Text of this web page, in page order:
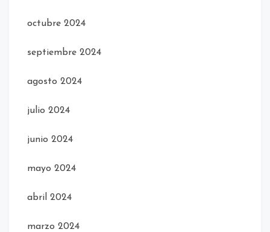
octubre 2024
septiembre 2024
agosto 2024
julio 2024
junio 2024
mayo 2024
abril 2024
marzo 2024